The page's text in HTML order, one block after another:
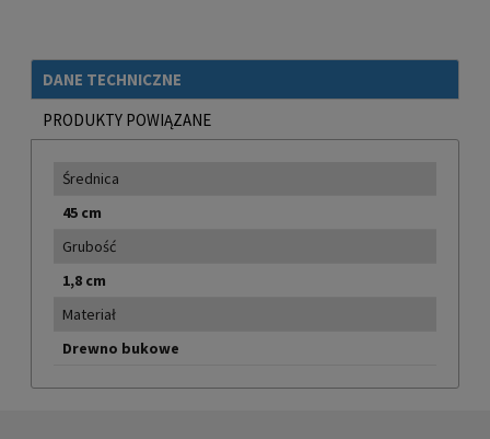
DANE TECHNICZNE
PRODUKTY POWIĄZANE
Średnica
45 cm
Grubość
1,8 cm
Materiał
Drewno bukowe